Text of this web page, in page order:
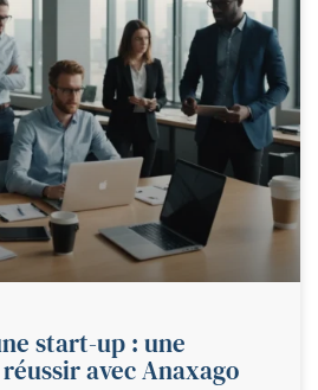
start-up : une
avec Anaxago